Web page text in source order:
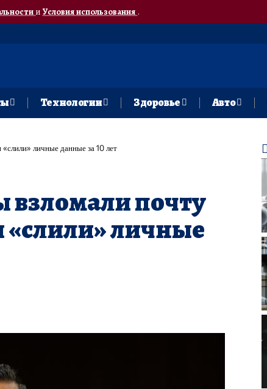
и Условия использования.
Технологии Здоровье Авто
личные данные за 10 лет
взломали почту
личные